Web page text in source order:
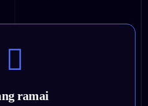
ramai
belajar dan terbuka kepada